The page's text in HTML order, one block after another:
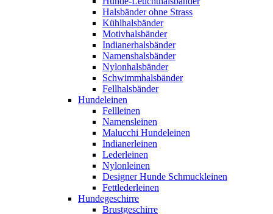
Halsbänder ohne Strass
Kühlhalsbänder
Motivhalsbänder
Indianerhalsbänder
Namenshalsbänder
Nylonhalsbänder
Schwimmhalsbänder
Fellhalsbänder
Hundeleinen
Fellleinen
Namensleinen
Malucchi Hundeleinen
Indianerleinen
Lederleinen
Nylonleinen
Designer Hunde Schmuckleinen
Fettlederleinen
Hundegeschirre
Brustgeschirre